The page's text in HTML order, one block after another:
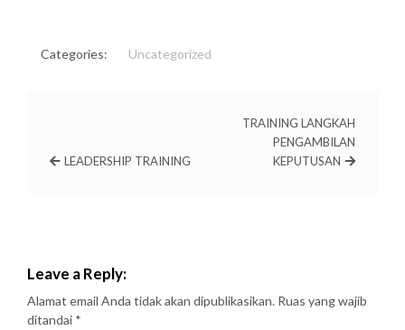
Categories: Uncategorized
LEADERSHIP TRAINING
TRAINING LANGKAH
PENGAMBILAN
KEPUTUSAN
Leave a Reply:
Alamat email Anda tidak akan dipublikasikan. Ruas yang wajib
ditandai *